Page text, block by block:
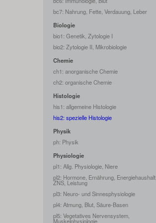
bc7: Nahrung, Fette, Verdauung, Leber
Biologie
bio1: Genetik, Zytologie I
bio2: Zytologie II, Mikrobiologie
Chemie
ch1: anorganische Chemie
ch2: organische Chemie
Histologie
his1: allgemeine Histologie
his2: spezielle Histologie
Physik
ph: Physik
Physiologie
pl1: Allg. Physiologie, Niere
pl2: Hormone, Ernährung, Energiehaushalt,
ZNS, Leistung
pl3: Neuro- und Sinnesphysiologie
pl4: Atmung, Blut, Säure-Basen
pl5: Vegetatives Nervensystem,
Muskelphysiologie